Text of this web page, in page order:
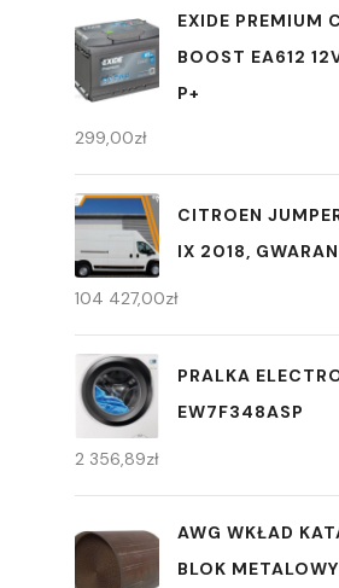
EXIDE PREMIUM
BOOST EA612
P+
299,00zł
CITROEN
IX 2018,
104 427,00zł
PRALKA
EW7F348ASP
2 356,89zł
AWG WKŁAD
BLOK